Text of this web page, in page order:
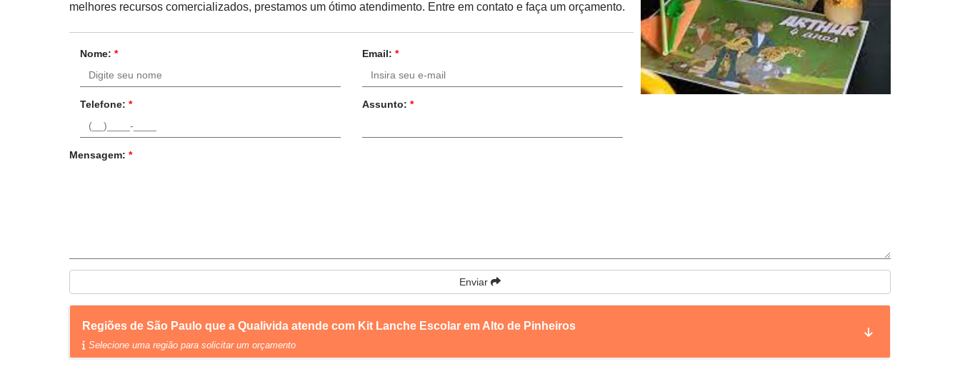
melhores recursos comercializados, prestamos um ótimo atendimento. Entre em contato e faça um orçamento.
Nome:* Email: *
Telefone:* Assunto: *
Mensagem:*
Enviar
Regiões de São Paulo que a Qualivida atende com Kit Lanche Escolar em Alto de Pinheiros
Selecione uma região para solicitar um orçamento